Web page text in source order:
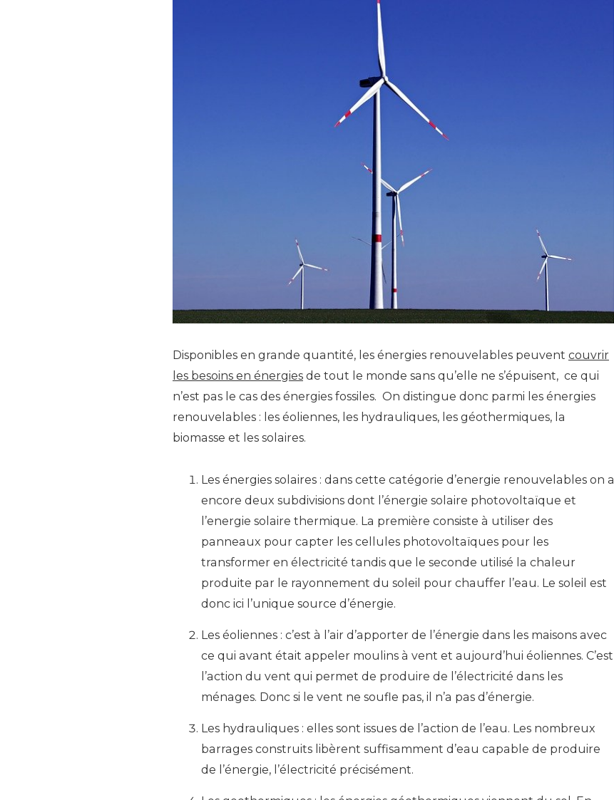
Disponibles en grande quantité, les énergies renouvelables peuvent couvrir
les besoins en énergies de tout le monde sans qu’elle ne s’épuisent, ce qui
n’est pas le cas des énergies fossiles. On distingue donc parmi les énergies
renouvelables : les éoliennes, les hydrauliques, les géothermiques, la
biomasse et les solaires.
Les énergies solaires : dans cette catégorie d’energie renouvelables on a
encore deux subdivisions dont l’énergie solaire photovoltaïque et
l’energie solaire thermique. La première consiste à utiliser des
panneaux pour capter les cellules photovoltaïques pour les
transformer en électricité tandis que le seconde utilisé la chaleur
produite par le rayonnement du soleil pour chauffer l’eau. Le soleil est
donc ici l’unique source d’énergie.
Les éoliennes : c’est à l’air d’apporter de l’énergie dans les maisons avec
ce qui avant était appeler moulins à vent et aujourd’hui éoliennes. C’est
l’action du vent qui permet de produire de l’électricité dans les
ménages. Donc si le vent ne soufle pas, il n’a pas d’énergie.
Les hydrauliques : elles sont issues de l’action de l’eau. Les nombreux
barrages construits libèrent suffisamment d’eau capable de produire
de l’énergie, l’électricité précisément.